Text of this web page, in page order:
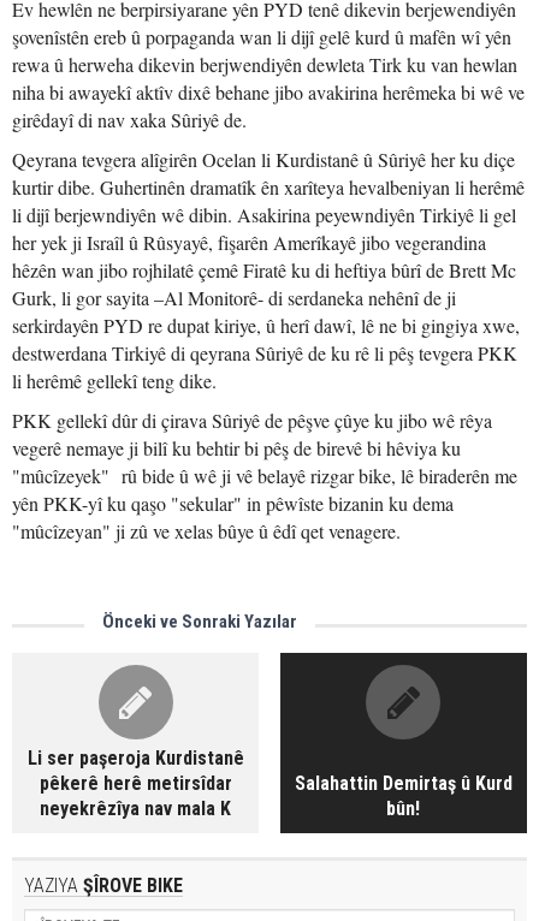
Ev hewlên ne berpirsiyarane yên PYD tenê dikevin berjewendiyên
şovenîstên ereb û porpaganda wan li dijî gelê kurd û mafên wî yên
rewa û herweha dikevin berjwendiyên dewleta Tirk ku van hewlan
niha bi awayekî aktîv dixê behane jibo avakirina herêmeka bi wê ve
girêdayî di nav xaka Sûriyê de.
Qeyrana tevgera alîgirên Ocelan li Kurdistanê û Sûriyê her ku diçe
kurtir dibe. Guhertinên dramatîk ên xarîteya hevalbeniyan li herêmê
li dijî berjewndiyên wê dibin. Asakirina peyewndiyên Tirkiyê li gel
her yek ji Israîl û Rûsyayê, fişarên Amerîkayê jibo vegerandina
hêzên wan jibo rojhilatê çemê Firatê ku di heftiya bûrî de Brett Mc
Gurk, li gor sayita –Al Monitorê- di serdaneka nehênî de ji
serkirdayên PYD re dupat kiriye, û herî dawî, lê ne bi gingiya xwe,
destwerdana Tirkiyê di qeyrana Sûriyê de ku rê li pêş tevgera PKK
li herêmê gellekî teng dike.
PKK gellekî dûr di çirava Sûriyê de pêşve çûye ku jibo wê rêya
vegerê nemaye ji bilî ku behtir bi pêş de birevê bi hêviya ku
"mûcîzeyek" rû bide û wê ji vê belayê rizgar bike, lê biraderên me
yên PKK-yî ku qaşo "sekular" in pêwîste bizanin ku dema
"mûcîzeyan" ji zû ve xelas bûye û êdî qet venagere.
Önceki ve Sonraki Yazılar
Li ser paşeroja Kurdistanê
pêkerê herê metirsîdar
neyekrêzîya nav mala K
Salahattin Demirtaş û Kurd
bûn!
YAZIYA ŞÎROVE BIKE